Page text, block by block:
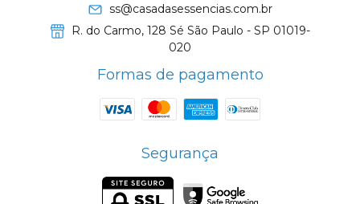
ss@casadasessencias.com.br
R. do Carmo, 128 Sé São Paulo - SP 01019-
020
Formas de pagamento
Segurança